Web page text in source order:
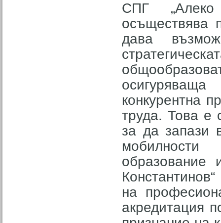
СПГ
осъществява
дава
конкурентна
труда. Това е
за да запази
образование
на
акредитация